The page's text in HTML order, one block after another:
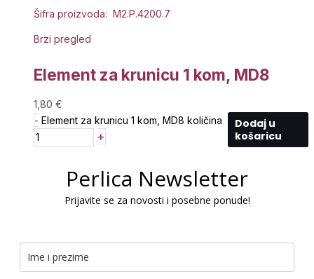
Šifra proizvoda: M2.P.4200.7
Brzi pregled
Element za krunicu 1 kom, MD8
1,80 €
- Element za krunicu 1 kom, MD8 količina
+
Dodaj u
košaricu
Perlica Newsletter
Prijavite se za novosti i posebne ponude!